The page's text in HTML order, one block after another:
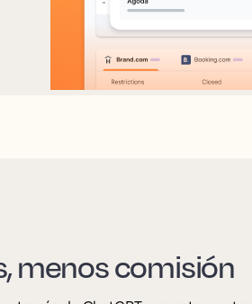
menos comisión